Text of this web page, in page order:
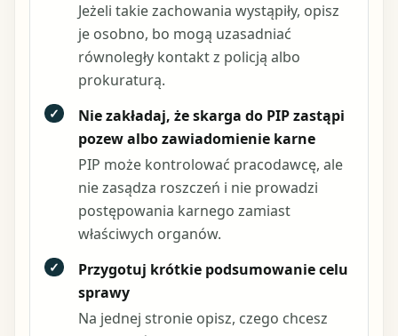
Jeżeli takie zachowania wystąpiły, opisz
je osobno, bo mogą uzasadniać
równoległy kontakt z policją albo
prokuraturą.
✓
Nie zakładaj, że skarga do PIP zastąpi
pozew albo zawiadomienie karne
PIP może kontrolować pracodawcę, ale
nie zasądza roszczeń i nie prowadzi
postępowania karnego zamiast
właściwych organów.
✓
Przygotuj krótkie podsumowanie celu
sprawy
Na jednej stronie opisz, czego chcesz